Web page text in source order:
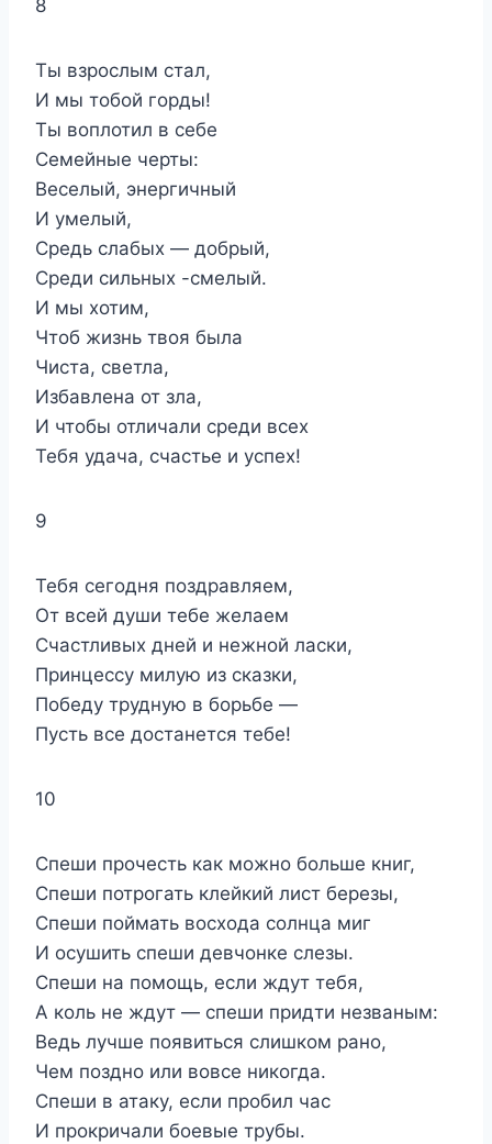
8
Ты взрослым стал,
И мы тобой горды!
Ты воплотил в себе
Семейные черты:
Веселый, энергичный
И умелый,
Средь слабых — добрый,
Среди сильных -смелый.
И мы хотим,
Чтоб жизнь твоя была
Чиста, светла,
Избавлена от зла,
И чтобы отличали среди всех
Тебя удача, счастье и успех!
9
Тебя сегодня поздравляем,
От всей души тебе желаем
Счастливых дней и нежной ласки,
Принцессу милую из сказки,
Победу трудную в борьбе —
Пусть все достанется тебе!
10
Спеши прочесть как можно больше книг,
Спеши потрогать клейкий лист березы,
Спеши поймать восхода солнца миг
И осушить спеши девчонке слезы.
Спеши на помощь, если ждут тебя,
А коль не ждут — спеши придти незваным:
Ведь лучше появиться слишком рано,
Чем поздно или вовсе никогда.
Спеши в атаку, если пробил час
И прокричали боевые трубы.